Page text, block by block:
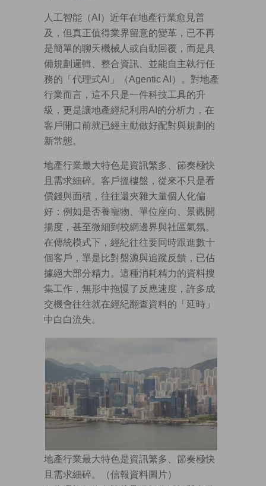
人工智能（AI）近年在地產行業愈見普
及，但真正值得業界留意的變革，已不再
是簡單的聊天機械人或自動回覆，而是具
備規劃邏輯、整合資訊、並能自主執行任
務的「代理式AI」（Agentic AI）。對地產
行業而言，這不只是一件科技工具的升
級，更是讓地產經紀利用AI的分析力，在
客戶開口前就已經主動做好配對與規劃的
新常態。
地產行業最大特色是資訊繁多、節奏極快
且需求細碎。客戶搵樓盤，從來不只是看
價錢與面積，往往還夾雜大量個人化偏
好：例如是否養寵物、單位座向、景觀開
揚度，甚至微細到校網邊界與社區氣氛。
在傳統模式下，經紀往往要同時跟進數十
個客戶，單是比對盤源與追蹤反饋，已佔
據絕大部分精力。這種消耗精力的資料搜
集工作，無形中拖慢了反應速度，許多成
交機會往往就在經紀翻查資料的「延時」
中白白流失。
地產行業最大特色是資訊繁多、節奏極快
且需求細碎。（信報資料圖片）